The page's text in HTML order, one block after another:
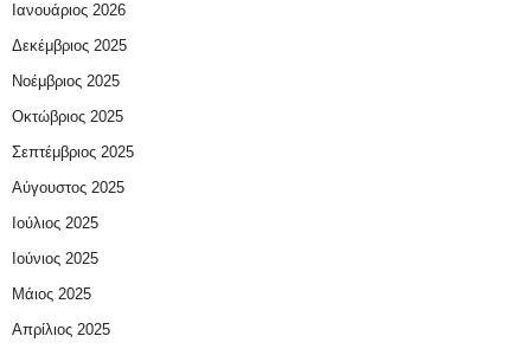
Ιανουάριος 2026
Δεκέμβριος 2025
Νοέμβριος 2025
Οκτώβριος 2025
Σεπτέμβριος 2025
Αύγουστος 2025
Ιούλιος 2025
Ιούνιος 2025
Μάιος 2025
Απρίλιος 2025